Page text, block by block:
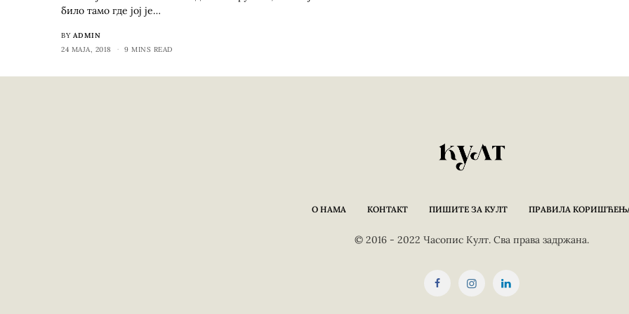
било тамо где јој је…
BY ADMIN
24 МАЈА, 2018
9 MINS READ
О НАМА КОНТАКТ ПИШИТЕ ЗА КУЛТ ПРАВИЛА
© 2016 - 2022 Часопис Култ. Сва права задржана.